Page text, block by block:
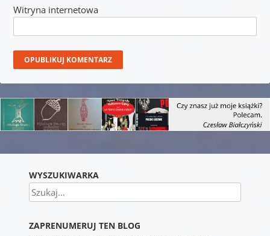
Witryna internetowa
WYSZUKIWARKA
Szukaj
ZAPRENUMERUJ TEN BLOG